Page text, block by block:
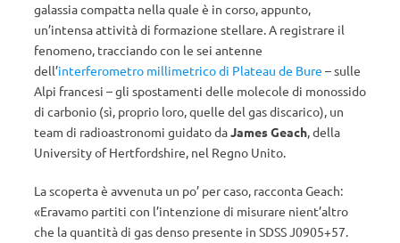
galassia compatta nella quale è in corso, appunto,
un’intensa attività di formazione stellare. A registrare il
fenomeno, tracciando con le sei antenne
dell’interferometro millimetrico di Plateau de Bure – sulle
Alpi francesi – gli spostamenti delle molecole di monossido
di carbonio (sì, proprio loro, quelle del gas discarico), un
team di radioastronomi guidato daJames Geach, della
University of Hertfordshire, nel Regno Unito.
La scoperta è avvenuta un po’ per caso, racconta Geach:
«Eravamo partiti con l’intenzione di misurare nient’altro
che la quantità di gas denso presente in SDSS J0905+57.